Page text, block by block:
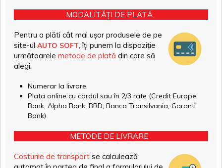
MODALITĂȚI DE PLATĂ
Pentru a plăti cât mai ușor produsele de pe
site-ul AUTO SOFT , îți punem la dispoziție
următoarele metode de plată din care să
alegi:
Numerar la livrare
Plata online cu cardul sau în 2/3 rate (Credit Europe
Bank, Alpha Bank, BRD, Banca Transilvania, Garanti
Bank)
METODE DE LIVRARE
Costurile de transport se calculează